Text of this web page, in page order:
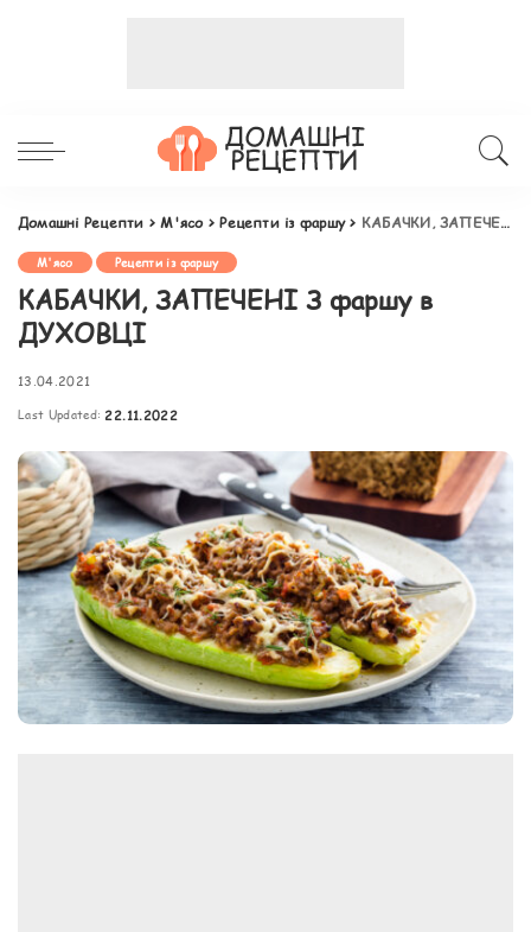
Домашні Рецепти >М'ясо>Рецепти із фаршу> КАБАЧКИ, ЗАПЕЧЕНІ З фаршу в ДУХОВЦІ
М'ясо Рецепти із фаршу
КАБАЧКИ, ЗАПЕЧЕНІ З фаршу в
ДУХОВЦІ
13.04.2021
Last Updated: 22.11.2022